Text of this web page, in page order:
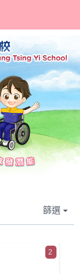
篩選
2